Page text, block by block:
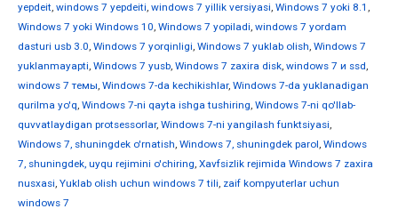
yepdeit, windows 7 yepdeiti, windows 7 yillik versiyasi, Windows 7 yoki 8.1 ,
Windows 7 yoki Windows 10, Windows 7 yopiladi, windows 7 yordam
dasturi usb 3.0, Windows 7 yorqinligi, Windows 7 yuklab olish, Windows 7
yuklanmayapti, Windows 7 yusb, Windows 7 zaxira disk, windows 7 и ssd,
windows 7 темы, Windows 7-da kechikishlar, Windows 7-da yuklanadigan
qurilma yo'q, Windows 7-ni qayta ishga tushiring, Windows 7-ni qo'llab-
quvvatlaydigan protsessorlar, Windows 7-ni yangilash funktsiyasi,
Windows 7, shuningdek o'rnatish, Windows 7, shuningdek parol, Windows
7, shuningdek, uyqu rejimini o'chiring, Xavfsizlik rejimida Windows 7 zaxira
nusxasi, Yuklab olish uchun windows 7 tili, zaif kompyuterlar uchun
windows 7